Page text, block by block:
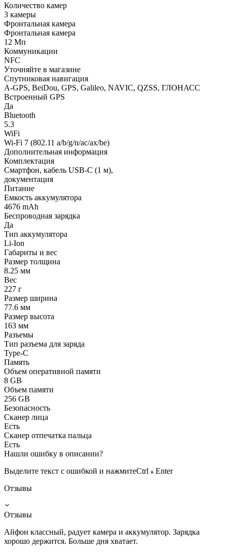
Количество камер
3 камеры
Фронтальная камера
Фронтальная камера
12 Мп
Коммуникации
NFC
Уточняйте в магазине
Спутниковая навигация
A-GPS, BeiDou, GPS, Galileo, NAVIC, QZSS, ГЛОНАСС
Встроенный GPS
Да
Bluetooth
5.3
WiFi
Wi-Fi 7 (802.11 a/b/g/n/ac/ax/be)
Дополнительная информация
Комплектация
Смартфон, кабель USB-С (1 м),
документация
Питание
Емкость аккумулятора
4676 mAh
Беспроводная зарядка
Да
Тип аккумулятора
Li-Ion
Габариты и вес
Размер толщина
8.25 мм
Вес
227 г
Размер ширина
77.6 мм
Размер высота
163 мм
Разъемы
Тип разъема для заряда
Type-C
Память
Объем оперативной памяти
8 GB
Объем памяти
256 GB
Безопасность
Сканер лица
Есть
Сканер отпечатка пальца
Есть
Нашли ошибку в описании?
Выделите текст с ошибкой и нажмитеCtrl
Enter
Отзывы
Отзывы
Айфон классный, радует камера и аккумулятор. Зарядка
хорошо держится. Больше дня хватает.